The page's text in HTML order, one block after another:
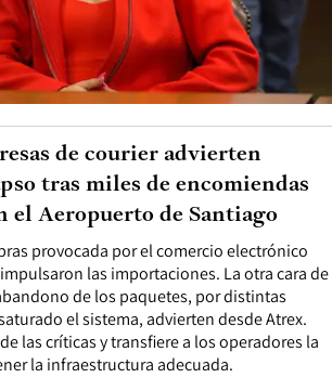
provocada por el comercio electrónico
las importaciones. La otra cara de
de los paquetes, por distintas
el sistema, advierten desde Atrex.
las críticas y transfiere a los operadores la
la infraestructura adecuada.
de courier advierten
tras miles de encomiendas
el Aeropuerto de Santiago